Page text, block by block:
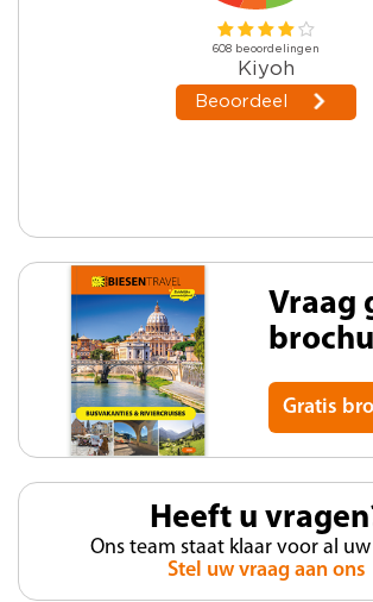
Vraag
Gratis
Heeft u
Ons team staat klaar voor al
Stel uw vraag aan ons